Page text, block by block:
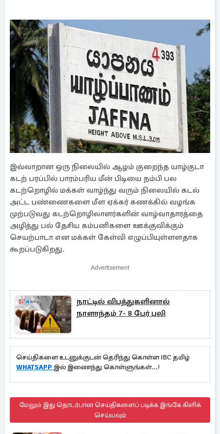
இவ்வாறான ஒரு நிலையில் ஆழம் குறைந்த யாழ்குடா
கடற் பரப்பில் பாரம்பரிய மீன் பிடியை நம்பி பல
கடற்றொழில் மக்கள் வாழ்ந்து வரும் நிலையில் கடல்
அட்ட பண்ணைகளை மீள ஏக்கர் கணக்கில் வழங்க
முற்படுவது கடற்றொழிலாளர்களின் வாழ்வாதாரத்தை
அழித்து பல் தேசிய கம்பனிகளை ஊக்குவிக்கும்
செயற்பாடா என மக்கள் கேள்வி எழுப்பியுள்ளளதாக
கூறப்படுகிறது.
Advertisement
நாட்டில் விபத்துகளினால்
நாளாந்தம் 7- 8 பேர் பலி
செய்திகளை உடனுக்குடன் தெரிந்து கொள்ள IBC தமிழ்
WHATSAPP இல் இணைந்து கொள்ளுங்கள்...!
மேலும் இது தொடர்பான செய்திகளைப் படிக்க இங்கே கிளிக்
செய்யவும்